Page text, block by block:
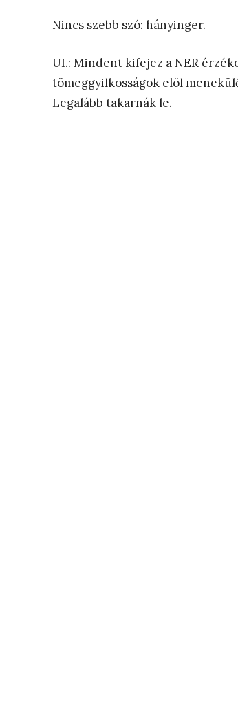
Nincs szebb szó: hányinger.
UI.: Mindent kifejez a NER
tömeggyilkosságok elöl
Legalább takarnák le.